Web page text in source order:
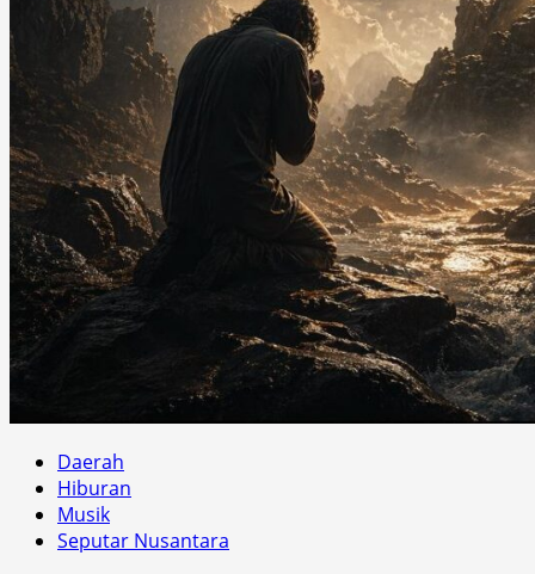
Daerah
Hiburan
Musik
Seputar Nusantara